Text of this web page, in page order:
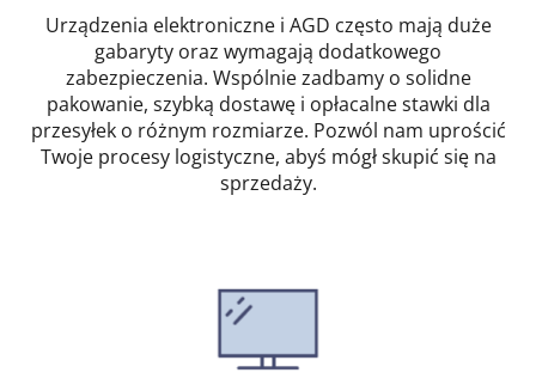
Urządzenia elektroniczne i AGD często mają duże
gabaryty oraz wymagają dodatkowego
zabezpieczenia. Wspólnie zadbamy o solidne
pakowanie, szybką dostawę i opłacalne stawki dla
przesyłek o różnym rozmiarze. Pozwól nam uprościć
Twoje procesy logistyczne, abyś mógł skupić się na
sprzedaży.